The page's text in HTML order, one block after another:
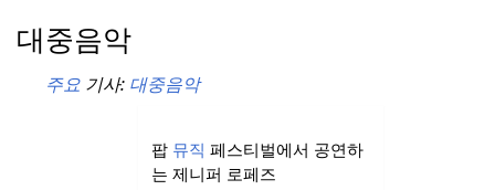
대중음악
주요기사: 대중음악
팝 뮤직 페스티벌에서 공연하
는 제니퍼 로페즈